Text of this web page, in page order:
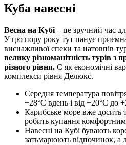
Куба навесні
Весна на Кубі – це зручний час
У цю пору року тут панує
виснажливої спеки та натовпів
велику різноманітність турів з
різного рівня. Є як економічні
комплекси рівня Делюкс.
Середня температура
+28°C вдень і від +20°C до
Карибське море вже досить
робить купання
Навесні на Кубі бувають
затьмарюють відпочинок, а